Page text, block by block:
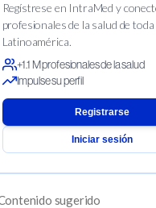
Regístrese en IntraMed y
profesionales de la salud de toda
Latinoamérica.
+1.1 M profesionales de la salud
Impulse su perfil
Registrarse
Iniciar sesión
sugerido